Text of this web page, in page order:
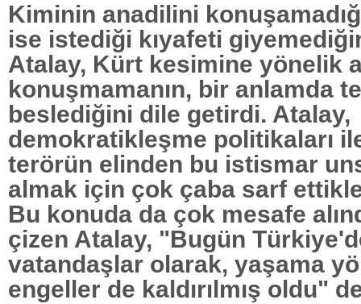
Kiminin anadilini
ise istediği kıyafeti
Atalay, Kürt kesimine yönelik
konuşmamanın, bir anlamda
beslediğini dile getirdi. Atalay,
demokratikleşme politikaları
terörün elinden bu istismar
almak için çok çaba sarf
Bu konuda da çok mesafe
çizen Atalay, "Bugün
vatandaşlar olarak, yaşama
engeller de kaldırılmış oldu"